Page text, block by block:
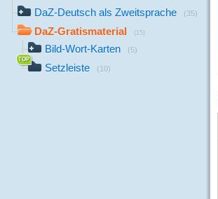
DaZ-Deutsch als Zweitsprache (35)
DaZ-Gratismaterial (15)
Bild-Wort-Karten (5)
Setzleiste (10)